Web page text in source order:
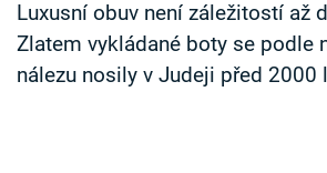
Sledujte nás
Luxusní obuv není záležitostí až
Zlatem vykládané boty se podle
nálezu nosily v Judeji před 2000